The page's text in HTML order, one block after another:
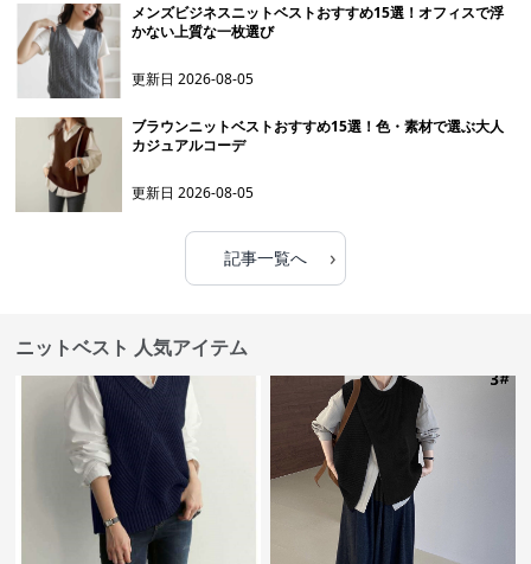
メンズビジネスニットベストおすすめ15選！オフィスで浮
かない上質な一枚選び
更新日2026-08-05
ブラウンニットベストおすすめ15選！色・素材で選ぶ大人
カジュアルコーデ
更新日2026-08-05
記事一覧へ ›
ニットベスト 人気アイテム